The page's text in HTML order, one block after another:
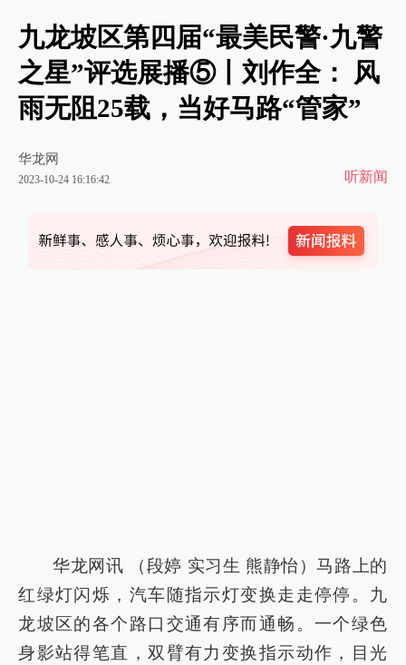
九龙坡区第四届“最美民警·九警
之星”评选展播⑤丨刘作全： 风
雨无阻25载，当好马路“管家”
华龙网
2023-10-24 16:16:42 听新闻
华龙网讯 （段婷 实习生 熊静怡）马路上的
红绿灯闪烁，汽车随指示灯变换走走停停。九
龙坡区的各个路口交通有序而通畅。一个绿色
身影站得笔直，双臂有力变换指示动作，目光